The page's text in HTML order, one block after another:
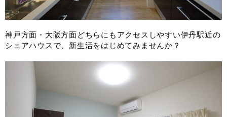
神戸方面・大阪方面どちらにもアクセスしやすい伊丹駅近の
シェアハウスで、新生活をはじめてみませんか？